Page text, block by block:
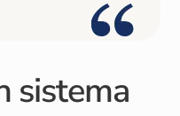
sistema